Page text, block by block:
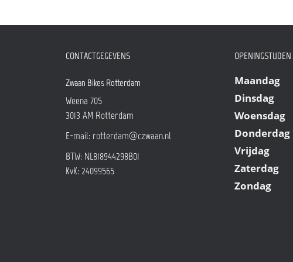
CONTACTGEGEVENS
Zwaan Bikes Rotterdam
Weena 705
3013 AM Rotterdam
E-mail: rotterdam@czwaan.nl
BTW: NL818944298B01
KvK: 24099565
OPENINGSTIJDEN
Maandag
Dinsdag
Woensdag
Donderdag
Vrijdag
Zaterdag
Zondag